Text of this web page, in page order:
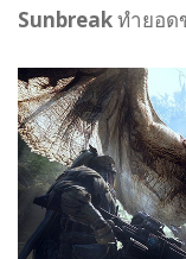
Sunbreakทำยอด